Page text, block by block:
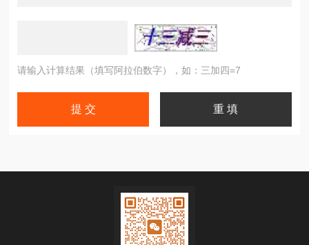
请输入计算结果（填写阿拉伯数字），如：三加四=7